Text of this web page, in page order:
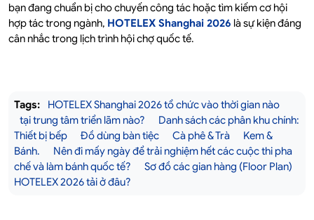
bạn đang chuẩn bị cho chuyến công tác hoặc tìm kiếm cơ hội
hợp tác trong ngành, HOTELEX Shanghai 2026 là sự kiện đáng
cân nhắc trong lịch trình hội chợ quốc tế.
Tags:
HOTELEX Shanghai 2026 tổ chức vào thời gian nào
tại trung tâm triển lãm nào?
Danh sách các phân khu chính:
Thiết bị bếp
Đồ dùng bàn tiệc Cà phê & Trà
Kem &
Bánh.
Nên đi mấy ngày để trải nghiệm hết các cuộc thi pha
chế và làm bánh quốc tế?
Sơ đồ các gian hàng (Floor Plan)
HOTELEX 2026 tải ở đâu?